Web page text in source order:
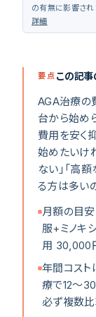
の有無に影響され
詳細
要点 この記事
AGA治療の
台から始め
費用を安く
始めたいけ
ない」「高
る方は多い
月額の目
服+ミノキ
用 30,000
年間コス
療で12〜
必ず複数比